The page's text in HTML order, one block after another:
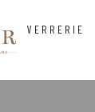
VERRERIE